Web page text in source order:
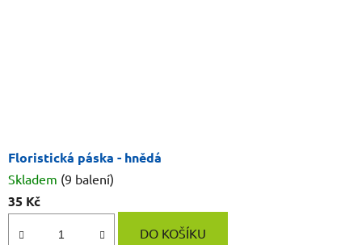
Floristická páska - hnědá
Skladem (9 balení)
35 Kč
DO KOŠÍKU